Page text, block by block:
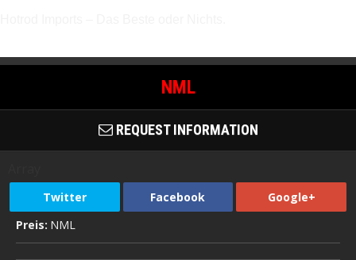
NML
REQUEST INFORMATION
Twitter Facebook
Google+
Preis: NML